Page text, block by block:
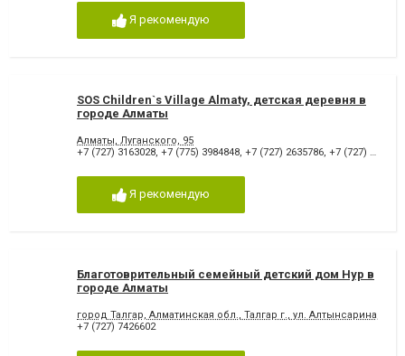
Я рекомендую
SOS Children`s Village Almaty, детская деревня в
городе Алматы
Алматы, Луганского, 95
+7 (727) 3163028, +7 (775) 3984848, +7 (727) 2635786, +7 (727) 2635785
Я рекомендую
Благотоврительный семейный детский дом Нур в
городе Алматы
город Талгар, Алматинская обл., Талгар г., ул. Алтынсарина, 23
+7 (727) 7426602